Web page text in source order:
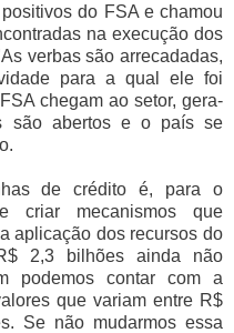
do FSA e chamou
na execução dos
verbas são arrecadadas,
para a qual ele foi
chegam ao setor, gera-
são abertos e o país se
de crédito é, para o
criar mecanismos que
aplicação dos recursos do
2,3 bilhões ainda não
podemos contar com a
que variam entre R$
Se não mudarmos essa